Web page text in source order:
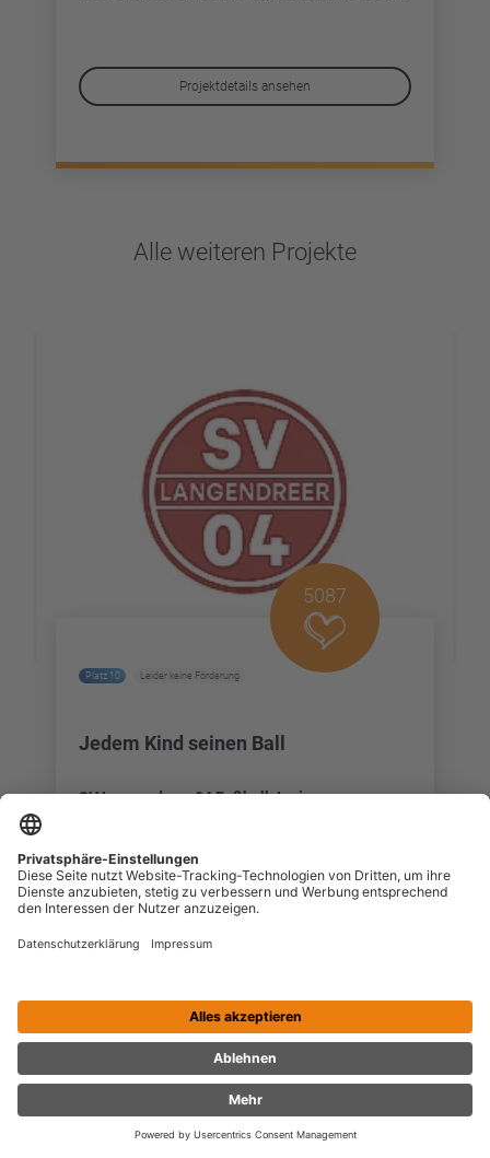
Projektdetails ansehen
Alle weiteren Projekte
5087
Platz 10 Leider keine Förderung
Jedem Kind seinen Ball
SV Langendreer 04 Fußball Junioren
Kategorie: Sport / Nr. 706
Neuanschaffung von Bällen für unsere
Fußballjunioren und Juniorinnen